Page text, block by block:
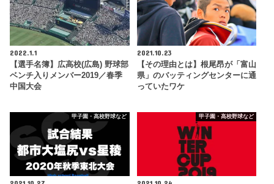
2022.1.1
【選手名簿】広高校(広島) 野球部
ベンチ入りメンバー2019／春季
中国大会
2021.10.23
【その理由とは】根尾昂が「富山
県」のバッティングセンターに通
っていたワケ
甲子園・高校野球など 甲子園・高校野球など